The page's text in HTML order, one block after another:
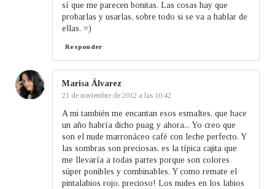
sí que me parecen bonitas. Las cosas hay que
probarlas y usarlas, sobre todo si se va a hablar de
ellas. =)
Responder
Marisa Álvarez
21 de noviembre de 2012 a las 10:42
A mi también me encantan esos esmaltes, que hace
un año habría dicho puag y ahora... Yo creo que
son el nude marronáceo café con leche perfecto. Y
las sombras son preciosas, es la típica cajita que
me llevaría a todas partes porque son colores
súper ponibles y combinables. Y como remate el
pintalabios rojo, precioso! Los nudes en los labios